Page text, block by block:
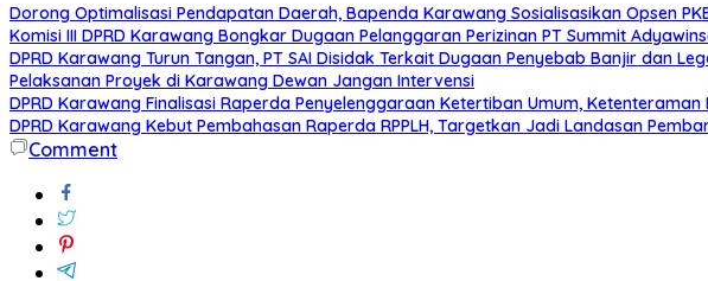
Dorong Optimalisasi Pendapatan Daerah, Bapenda Karawang Sosialisasikan Opsen
Komisi III DPRD Karawang Bongkar Dugaan Pelanggaran Perizinan PT Summit
DPRD Karawang Turun Tangan, PT SAI Disidak Terkait Dugaan Penyebab Banjir dan
Pelaksanan Proyek di Karawang Dewan Jangan Intervensi
DPRD Karawang Finalisasi Raperda Penyelenggaraan Ketertiban Umum,
DPRD Karawang Kebut Pembahasan Raperda RPPLH, Targetkan Jadi Landasan
Comment